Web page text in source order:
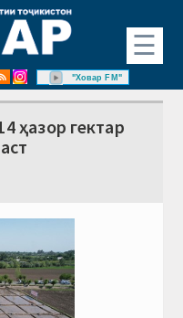
☰
"Ховар FM"
ҳазор гектар